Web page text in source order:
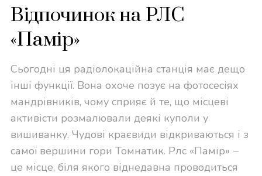
Відпочинок на РЛС
«Памір»
Сьогодні ця радіолокаційна станція має дещо
інші функції. Вона охоче позує на фотосесіях
мандрівників, чому сприяє й те, що місцеві
активісти розмалювали деякі куполи у
вишиванку. Чудові краєвиди відкриваються і з
самої вершини гори Томнатик. Рлс «Памір» −
це місце, біля якого віднедавна проводиться